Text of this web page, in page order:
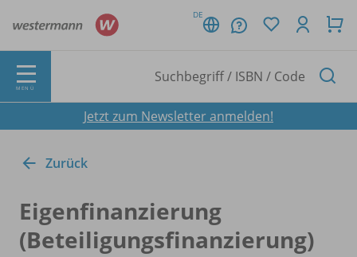
DE
MENÜ
Jetzt zum Newsletter anmelden!
Zurück
Eigenfinanzierung
(Beteiligungsfinanzierung)